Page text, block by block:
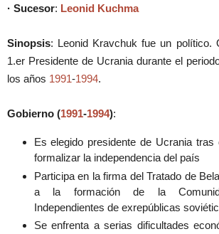
· Sucesor: Leonid Kuchma
Sinopsis: Leonid Kravchuk fue un político.
1.er Presidente de Ucrania durante el
los años 1991-1994.
Gobierno (1991-1994):
Es elegido presidente de Ucrania tras
formalizar la independencia del país
Participa en la firma del Tratado de
a la formación de la
Independientes de exrepúblicas
Se enfrenta a serias dificultades